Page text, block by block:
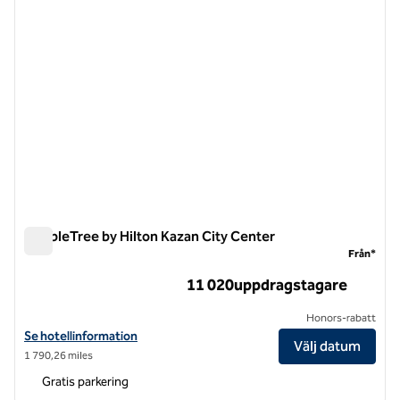
DoubleTree by Hilton Kazan City Center
Visa hotelluppgifter för DoubleTree by Hilton Kazan City Center
Se hotellinformation
1 790,26 miles
Från*
11 020uppdragstagare
Honors-rabatt
Välj datum
Gratis parkering